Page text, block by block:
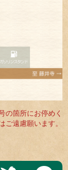
の箇所にお停めく
遠慮願います。